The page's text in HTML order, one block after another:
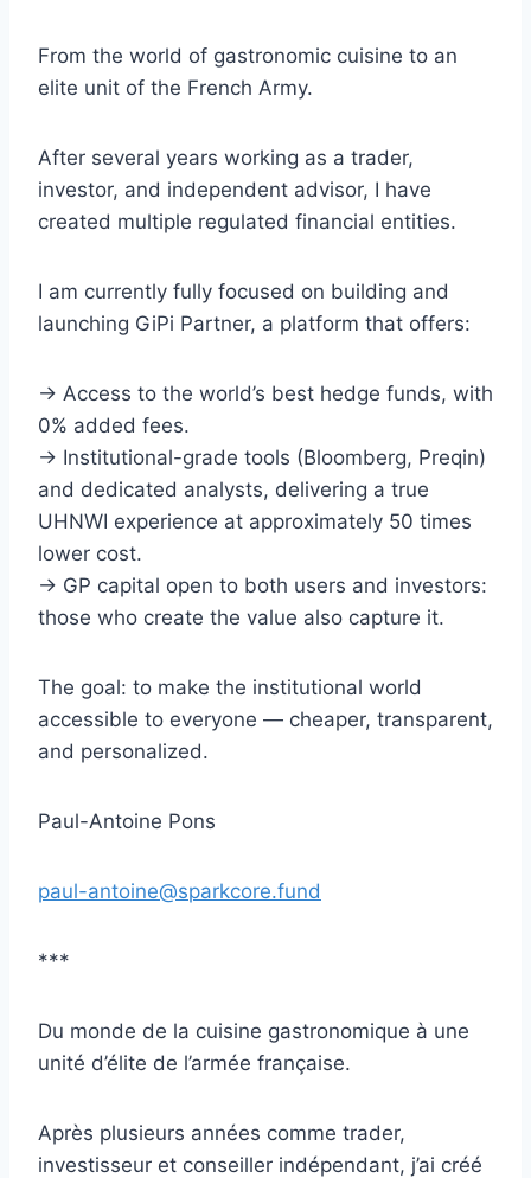
From the world of gastronomic cuisine to an
elite unit of the French Army.
After several years working as a trader,
investor, and independent advisor, I have
created multiple regulated financial entities.
I am currently fully focused on building and
launching GiPi Partner, a platform that offers:
→ Access to the world’s best hedge funds, with
0% added fees.
→ Institutional-grade tools (Bloomberg, Preqin)
and dedicated analysts, delivering a true
UHNWI experience at approximately 50 times
lower cost.
→ GP capital open to both users and investors:
those who create the value also capture it.
The goal: to make the institutional world
accessible to everyone — cheaper, transparent,
and personalized.
Paul-Antoine Pons
paul-antoine@sparkcore.fund
***
Du monde de la cuisine gastronomique à une
unité d’élite de l’armée française.
Après plusieurs années comme trader,
investisseur et conseiller indépendant, j’ai créé